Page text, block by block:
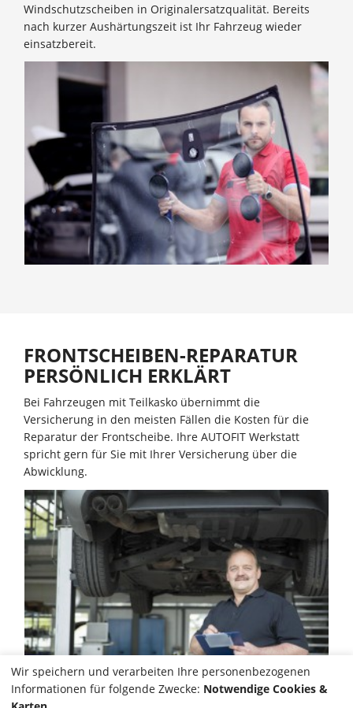
Windschutzscheiben in Originalersatzqualität. Bereits
nach kurzer Aushärtungszeit ist Ihr Fahrzeug wieder
einsatzbereit.
FRONTSCHEIBEN-REPARATUR
PERSÖNLICH ERKLÄRT
Bei Fahrzeugen mit Teilkasko übernimmt die
Versicherung in den meisten Fällen die Kosten für die
Reparatur der Frontscheibe. Ihre AUTOFIT Werkstatt
spricht gern für Sie mit Ihrer Versicherung über die
Abwicklung.
Wir speichern und verarbeiten Ihre personenbezogenen
Informationen für folgende Zwecke: Notwendige Cookies &